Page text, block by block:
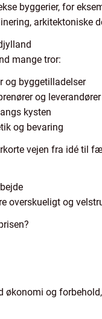
byggerier, for
arkitektoniske
mange tror:
og byggetilladelser
og leverandører
kysten
og bevaring
vejen fra idé til
overskueligt og
økonomi og